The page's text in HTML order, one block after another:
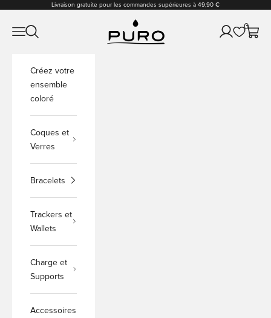
Passer au contenuLivraison gratuite pour les commandes supérieures à 49,90 €
PURO Shop
Ouvrir la navigation
Ouvrir la recherche Ouvrir le
0
Voir le
Créez votre
ensemble
coloré
Coques et
Verres
Bracelets
Trackers et
Wallets
Charge et
Supports
Accessoires